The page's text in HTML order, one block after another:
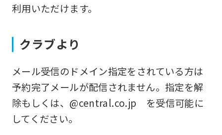
利用いただけます。
クラブより
メール受信のドメイン指定をされている方は
予約完了メールが配信されません。指定を解
除もしくは、@central.co.jp を受信可能に
してください。
using
the
service.